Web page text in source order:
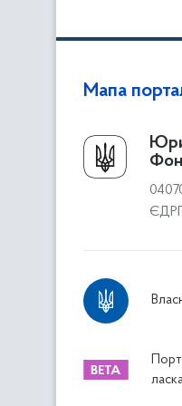
Мапа
Про Фонд
Керівництво
Структура
Територіальні
Житомирське
Закарпатське